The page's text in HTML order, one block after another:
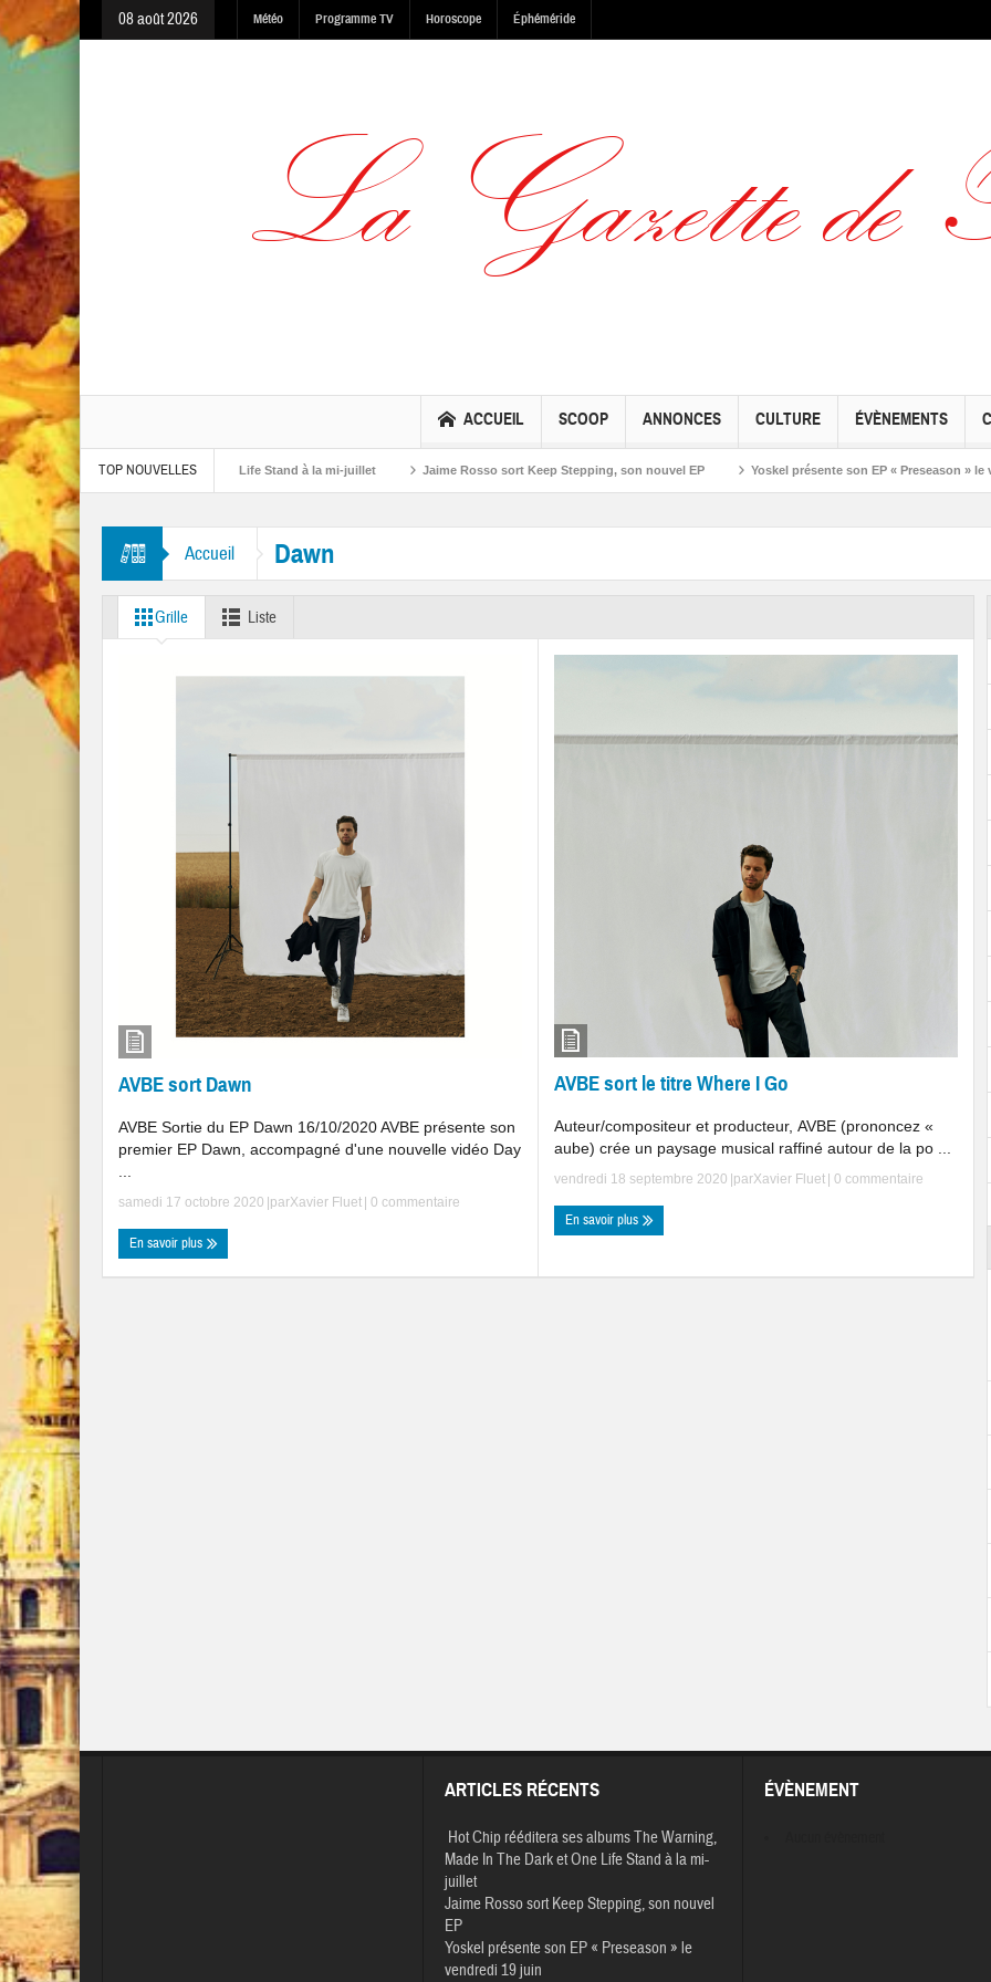
08 août 2026 Météo Programme TV Horoscope Éphéméride
ACCUEIL SCOOP ANNONCES CULTURE ÉVÈNEMENTS
TOP NOUVELLES
Made In The Dark et One Life Stand à la mi-juillet Jaime Rosso sort Keep Stepping, son nouvel EP Yoskel présente son EP « Preseason » le
Man” et “Like A Rolling Stone”
Accueil Dawn
Grille Liste
AVBE sort Dawn
AVBE Sortie du EP Dawn 16/10/2020 AVBE présente son
premier EP Dawn, accompagné d'une nouvelle vidéo Day
...
samedi 17 octobre 2020 |parXavier Fluet 0 commentaire
En savoir plus
AVBE sort le titre Where I Go
Auteur/compositeur et producteur, AVBE (prononcez «
aube) crée un paysage musical raffiné autour de la po ...
vendredi 18 septembre 2020 |parXavier Fluet 0 commentaire
En savoir plus
ARTICLES RÉCENTS
Hot Chip rééditera ses albums The Warning,
Made In The Dark et One Life Stand à la mi-
juillet
Jaime Rosso sort Keep Stepping, son nouvel
EP
Yoskel présente son EP « Preseason » le
vendredi 19 juin
ÉVÈNEMENT